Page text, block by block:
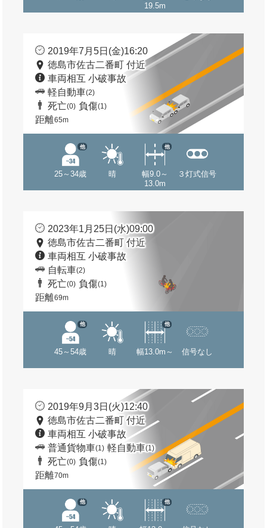
19.5m
2019年7月5日(金)16:20
徳島市佐古二番町 付近
車両相互 小破事故
軽自動車(2)
死亡(0) 負傷(1)
距離65m
25～34歳
他
晴
幅9.0～
13.0m
他
３灯式信号
2023年1月25日(水)09:00
徳島市佐古二番町 付近
車両相互 小破事故
自転車(2)
死亡(0) 負傷(1)
距離69m
45～54歳
他
晴 幅13.0m～
他
信号なし
2019年9月3日(火)12:40
徳島市佐古二番町 付近
車両相互 小破事故
普通貨物車(1) 軽自動車(1)
死亡(0) 負傷(1)
距離70m
他 他